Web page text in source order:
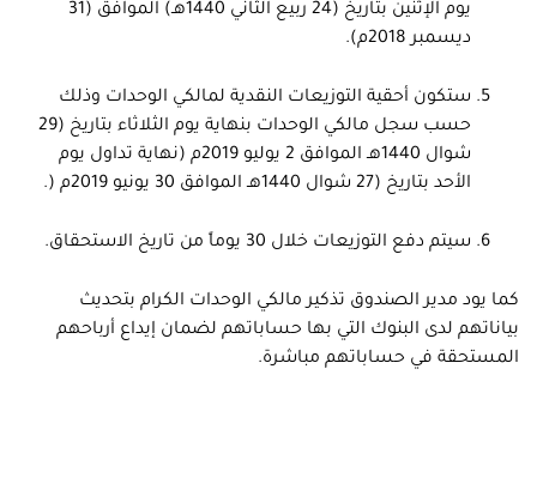
يوم الإثنين بتاريخ (24 ربيع الثاني 1440هـ) الموافق (31
ديسمبر 2018م).
ستكون أحقية التوزيعات النقدية لمالكي الوحدات وذلك
حسب سجل مالكي الوحدات بنهاية يوم الثلاثاء بتاريخ (29
شوال 1440هـ الموافق 2 يوليو 2019م (نهاية تداول يوم
الأحد بتاريخ (27 شوال 1440هـ الموافق 30 يونيو 2019م (.
سيتم دفع التوزيعات خلال 30 يوماً من تاريخ الاستحقاق.
كما يود مدير الصندوق تذكير مالكي الوحدات الكرام بتحديث
بياناتهم لدى البنوك التي بها حساباتهم لضمان إيداع أرباحهم
المستحقة في حساباتهم مباشرة.